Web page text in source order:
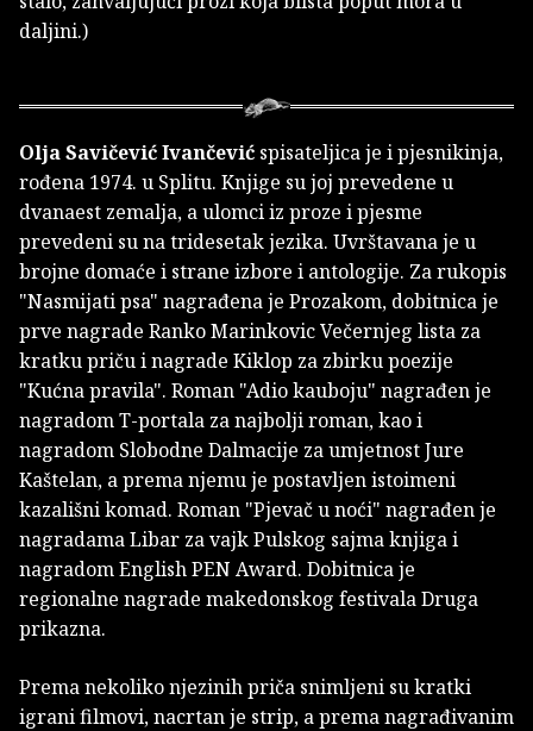
daljini.)
Olja Savičević Ivančević spisateljica je i pjesnikinja,
rođena 1974. u Splitu. Knjige su joj prevedene u
dvanaest zemalja, a ulomci iz proze i pjesme
prevedeni su na tridesetak jezika. Uvrštavana je u
brojne domaće i strane izbore i antologije. Za rukopis
"Nasmijati psa" nagrađena je Prozakom, dobitnica je
prve nagrade Ranko Marinkovic Večernjeg lista za
kratku priču i nagrade Kiklop za zbirku poezije
"Kućna pravila". Roman "Adio kauboju" nagrađen je
nagradom T-portala za najbolji roman, kao i
nagradom Slobodne Dalmacije za umjetnost Jure
Kaštelan, a prema njemu je postavljen istoimeni
kazališni komad. Roman "Pjevač u noći" nagrađen je
nagradama Libar za vajk Pulskog sajma knjiga i
nagradom English PEN Award. Dobitnica je
regionalne nagrade makedonskog festivala Druga
prikazna.
Prema nekoliko njezinih priča snimljeni su kratki
igrani filmovi, nacrtan je strip, a prema nagrađivanim